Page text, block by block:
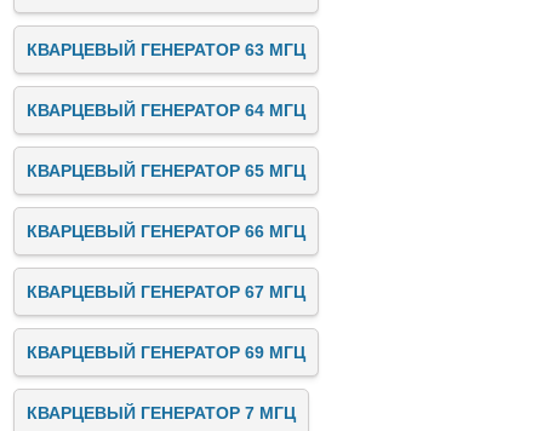
КВАРЦЕВЫЙ ГЕНЕРАТОР 63 МГЦ
КВАРЦЕВЫЙ ГЕНЕРАТОР 64 МГЦ
КВАРЦЕВЫЙ ГЕНЕРАТОР 65 МГЦ
КВАРЦЕВЫЙ ГЕНЕРАТОР 66 МГЦ
КВАРЦЕВЫЙ ГЕНЕРАТОР 67 МГЦ
КВАРЦЕВЫЙ ГЕНЕРАТОР 69 МГЦ
КВАРЦЕВЫЙ ГЕНЕРАТОР 7 МГЦ